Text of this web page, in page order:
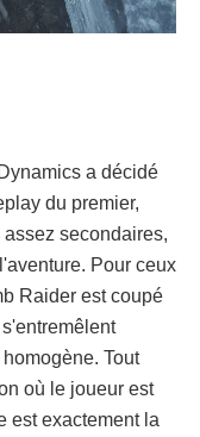
a décidé
du premier,
secondaires,
Pour ceux
Raider est coupé
Tout
où le joueur est
est exactement la